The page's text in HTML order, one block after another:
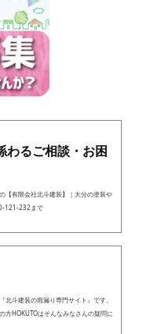
わるご相談・お困
【有限会社北斗建装】｜大分の塗装や
121-232まで
斗建装の雨漏り専門サイト』です。
方HOKUTOはそんなみなさんの疑問に